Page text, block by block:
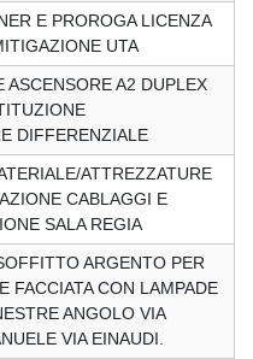
E PROROGA LICENZA
UTA
ASCENSORE A2 DUPLEX
DIFFERENZIALE
ATTREZZATURE
CABLAGGI E
SALA REGIA
ARGENTO PER
FACCIATA CON LAMPADE
ANGOLO VIA
VIA EINAUDI.